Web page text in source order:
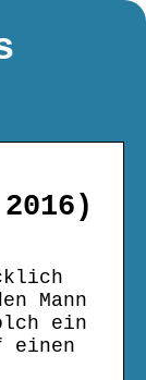
Mann
ein
einen